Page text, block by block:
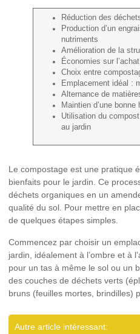
Réduction des
Production d’un
nutriments
Amélioration de la
Économies sur
Choix entre
Emplacement idéal :
Alternance de
Maintien d’une
Utilisation du
au jardin
Le compostage est une pratique
bienfaits pour le jardin. Ce
déchets organiques en un
qualité du sol. Pour mettre en
de quelques étapes simples.
Commencez par choisir un
jardin, idéalement à l’ombre et à
pour un tas à même le sol ou un
des couches de déchets verts
bruns (feuilles mortes, brindilles)
Autre article intéressant: